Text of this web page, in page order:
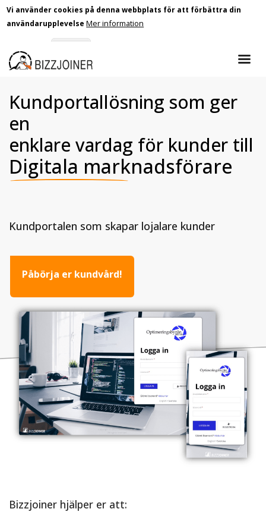
Vi använder cookies på denna webbplats för att förbättra din
användarupplevelse Mer information
Godkänn
to
Kundportallösning som ger
en
enklare vardag för kunder till
Digitala marknadsförare
Kundportalen som skapar lojalare kunder
Påbörja er kundvård!
Bizzjoiner hjälper er att: